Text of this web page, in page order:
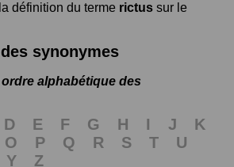
définition du terme rictus sur le
synonymes
alphabétique des
D E F G H I J
K
O P Q R S T
U
Y Z